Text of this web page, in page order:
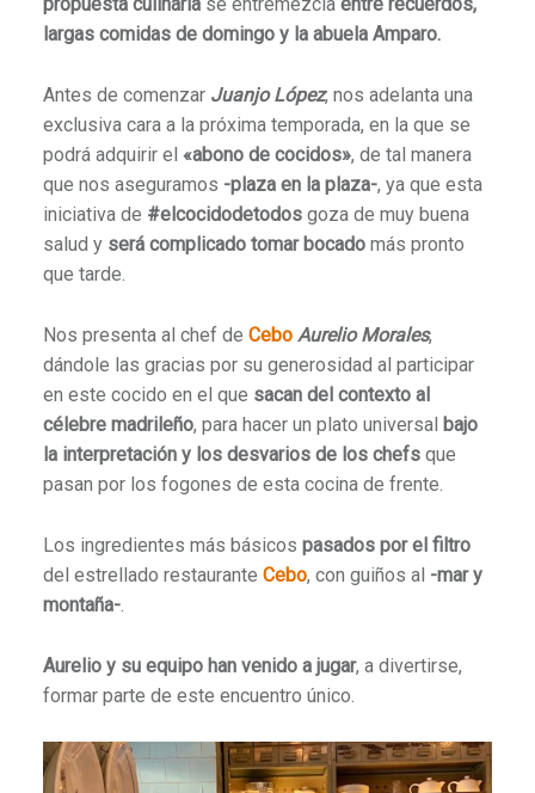
propuesta culinariase entremezcla entre recuerdos,
largas comidas de domingo y la abuela Amparo.
Antes de comenzar Juanjo López, nos adelanta una
exclusiva cara a la próxima temporada, en la que se
podrá adquirir el «abono de cocidos», de tal manera
que nos aseguramos -plaza en la plaza-, ya que esta
iniciativa de #elcocidodetodosgoza de muy buena
salud y será complicado tomar bocadomás pronto
que tarde.
Nos presenta al chef de Cebo Aurelio Morales,
dándole las gracias por su generosidad al participar
en este cocido en el que sacan del contexto al
célebre madrileño, para hacer un plato universal bajo
la interpretación y los desvarios de los chefsque
pasan por los fogones de esta cocina de frente.
Los ingredientes más básicos pasados por el filtro
del estrellado restaurante Cebo, con guiños al -mar y
montaña-.
Aurelio y su equipo han venido a jugar, a divertirse,
formar parte de este encuentro único.